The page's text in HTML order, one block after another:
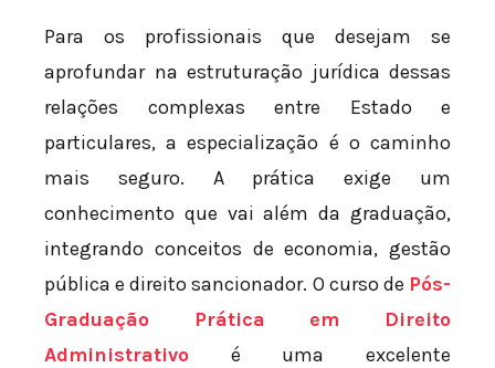
Para os profissionais que desejam se
aprofundar na estruturação jurídica dessas
relações complexas entre Estado e
particulares, a especialização é o caminho
mais seguro. A prática exige um
conhecimento que vai além da graduação,
integrando conceitos de economia, gestão
pública e direito sancionador. O curso de Pós-
Graduação Prática em Direito
Administrativo é uma excelente